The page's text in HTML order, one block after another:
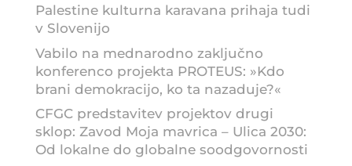
Palestine kulturna karavana prihaja tudi
v Slovenijo
Vabilo na mednarodno zaključno
konferenco projekta PROTEUS: »Kdo
brani demokracijo, ko ta nazaduje?«
CFGC predstavitev projektov drugi
sklop: Zavod Moja mavrica – Ulica 2030:
Od lokalne do globalne soodgovornosti